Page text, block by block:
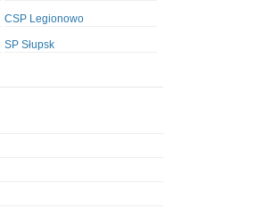
CSP Legionowo
SP Słupsk